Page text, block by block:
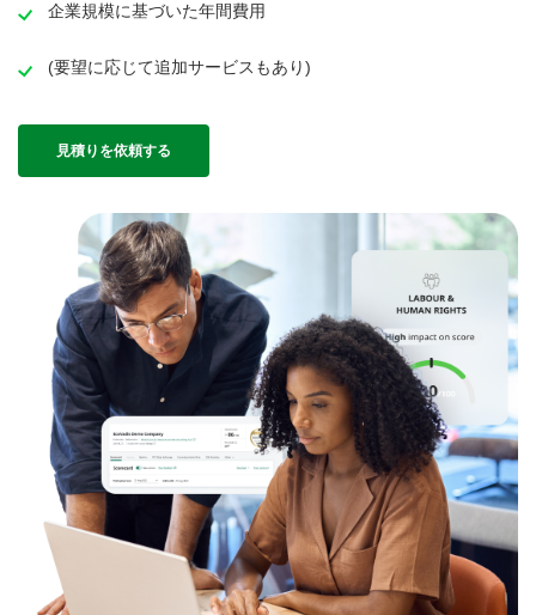
企業規模に基づいた年間費用
(要望に応じて追加サービスもあり)
見積りを依頼する